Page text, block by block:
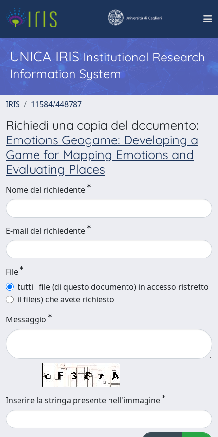
UNICA IRISInstitutional Research
Information System
IRIS 11584/448787
Richiedi una copia del documento:
Emotions Geogame: Developing a
Game for Mapping Emotions and
Evaluating Places
Nome del richiedente
E-mail del richiedente
File
tutti i file (di questo documento) in accesso ristretto
il file(s) che avete richiesto
Messaggio
Inserire la stringa presente nell'immagine